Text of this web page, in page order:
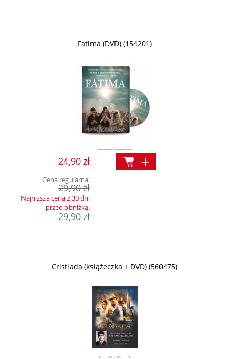
Fatima (DVD) (154201)
24,90 zł
Cena regularna:
29,90 zł
Najniższa cena z 30 dni
przed obniżką:
29,90 zł
Cristiada (książeczka + DVD) (560475)